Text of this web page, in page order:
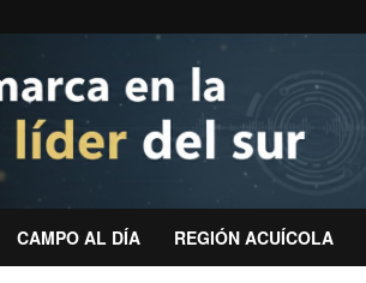
CAMPO AL DÍA REGIÓN ACUÍCOLA